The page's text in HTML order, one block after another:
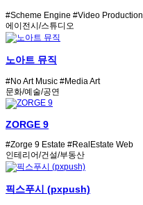
#Scheme Engine #Video Production
에이전시/스튜디오
노아트 뮤직
#No Art Music #Media Art
문화/예술/공연
ZORGE 9
#Zorge 9 Estate #RealEstate Web
인테리어/건설/부동산
픽스푸시 (pxpush)